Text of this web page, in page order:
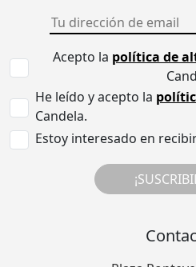
Acepto la política de
He leído y acepto la
Candela.
Estoy interesado en